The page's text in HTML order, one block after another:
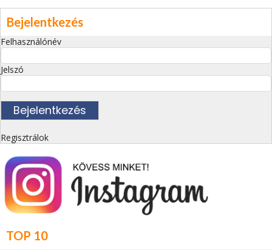
Bejelentkezés
Felhasználónév
Jelszó
Regisztrálok
TOP 10